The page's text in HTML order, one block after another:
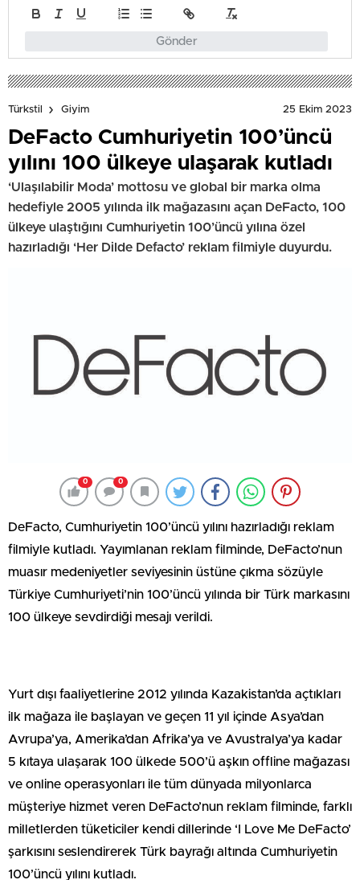
Gönder
Türkstil Giyim 25 Ekim 2023
DeFacto Cumhuriyetin 100’üncü
yılını 100 ülkeye ulaşarak kutladı
‘Ulaşılabilir Moda’ mottosu ve global bir marka olma
hedefiyle 2005 yılında ilk mağazasını açan DeFacto, 100
ülkeye ulaştığını Cumhuriyetin 100’üncü yılına özel
hazırladığı ‘Her Dilde Defacto’ reklam filmiyle duyurdu.
0 0
DeFacto, Cumhuriyetin 100’üncü yılını hazırladığı reklam
filmiyle kutladı. Yayımlanan reklam filminde, DeFacto’nun
muasır medeniyetler seviyesinin üstüne çıkma sözüyle
Türkiye Cumhuriyeti’nin 100’üncü yılında bir Türk markasını
100 ülkeye sevdirdiği mesajı verildi.
Yurt dışı faaliyetlerine 2012 yılında Kazakistan’da açtıkları
ilk mağaza ile başlayan ve geçen 11 yıl içinde Asya’dan
Avrupa’ya, Amerika’dan Afrika’ya ve Avustralya’ya kadar
5 kıtaya ulaşarak 100 ülkede 500’ü aşkın offline mağazası
ve online operasyonları ile tüm dünyada milyonlarca
müşteriye hizmet veren DeFacto’nun reklam filminde, farklı
milletlerden tüketiciler kendi dillerinde ‘I Love Me DeFacto’
şarkısını seslendirerek Türk bayrağı altında Cumhuriyetin
100’üncü yılını kutladı.